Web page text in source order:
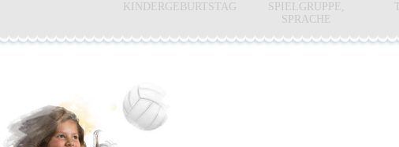
KINDERGEBURTSTAG
SPIELGRUPPE,
SPRACHE